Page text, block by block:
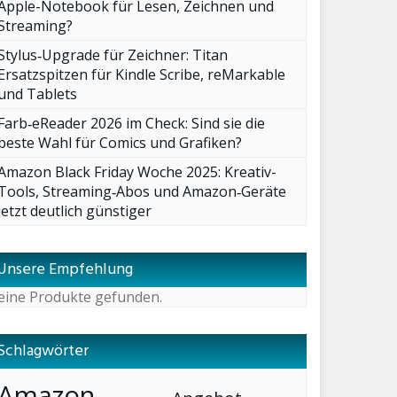
Notebook für Lesen, Zeichnen und
für Zeichner: Titan
für Kindle Scribe, reMarkable
Tablets
2026 im Check: Sind sie die
Wahl für Comics und Grafiken?
Black Friday Woche 2025: Kreativ-
Streaming‑Abos und Amazon‑Geräte
deutlich günstiger
Empfehlung
Produkte gefunden.